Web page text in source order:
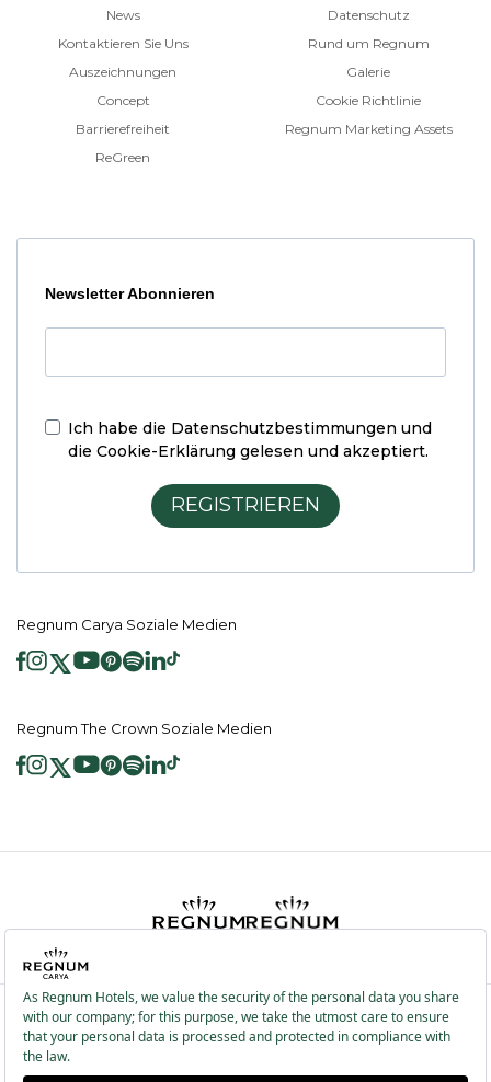
News
Kontaktieren Sie Uns
Auszeichnungen
Concept
Barrierefreiheit
ReGreen
Datenschutz
Rund um Regnum
Galerie
Cookie Richtlinie
Regnum Marketing Assets
Newsletter Abonnieren
Ich habe die Datenschutzbestimmungen und
die Cookie-Erklärung gelesen und akzeptiert.
REGISTRIEREN
Regnum Carya Soziale Medien
Regnum The Crown Soziale Medien
2026 ® Regnum Hotels. Alle Rechte vorbehalten.
Cookie Richtlinie